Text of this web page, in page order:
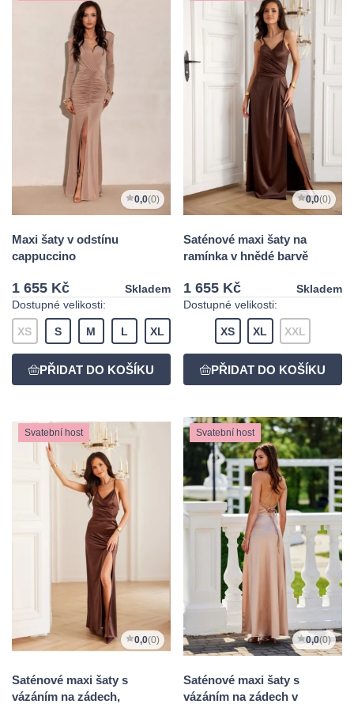
0,0(0)
Maxi šaty v odstínu
cappuccino
1 655 Kč
Skladem
Dostupné velikosti:
XS S M L XL
0,0(0)
Saténové maxi šaty na
ramínka v hnědé barvě
1 655 Kč
Skladem
Dostupné velikosti:
XS XL XXL
Svatební host
0,0(0)
Saténové maxi šaty s
vázáním na zádech,
Svatební host
0,0(0)
Saténové maxi šaty s
vázáním na zádech v